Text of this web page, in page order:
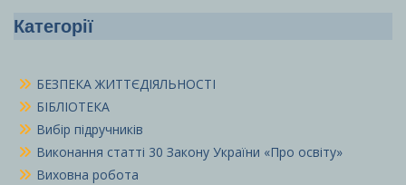
Категорії
БЕЗПЕКА ЖИТТЄДІЯЛЬНОСТІ
БІБЛІОТЕКА
Вибір підручників
Виконання статті 30 Закону України «Про освіту»
Виховна робота